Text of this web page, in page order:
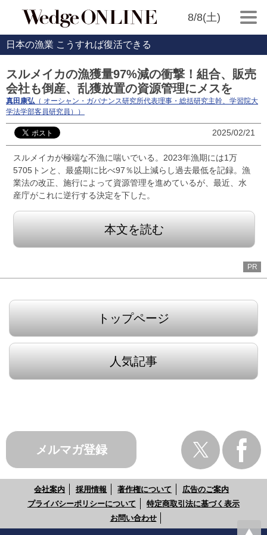
8/8(土)
日本の漁業 こうすれば復活できる
スルメイカの漁獲量97%減の衝撃！組合、販売
会社も倒産、乱獲放置の資源管理にメスを
真田康弘 （ オーシャン・ガバナンス研究所代表理事・総括研究主幹、学習院大
学法学部客員研究員））
2025/02/21
スルメイカが極端な不漁に喘いでいる。2023年漁期には1万
5705トンと、最盛期に比べ97％以上減らし過去最低を記録。漁
業法の改正、施行によって資源管理を進めているが、最近、水
産庁がこれに逆行する決定を下した。
本文を読む
PR
トップページ
人気記事
メルマガ登録
会社案内 採用情報 著作権について
広告のご案内
プライバシーポリシーについて
特定商取引法に基づく表示
お問い合わせ